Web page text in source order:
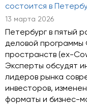
состоится в
13 марта 2026
Петербург в пятый
деловой программы
пространств (ex-
Эксперты обсудят
лидеров рынка
инвесторов,
форматы и бизнес-